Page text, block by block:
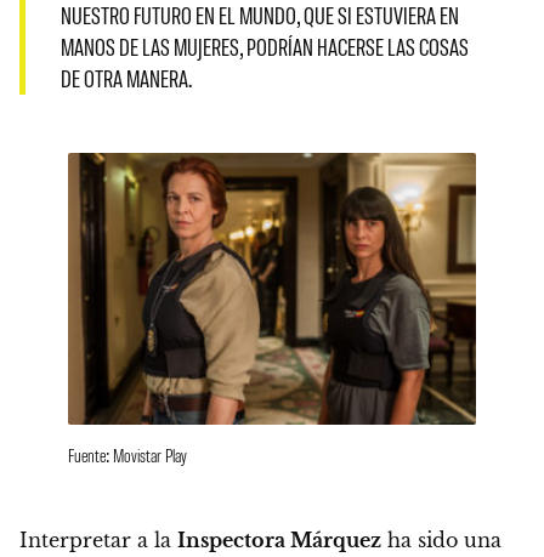
NUESTRO FUTURO EN EL MUNDO, QUE SI ESTUVIERA EN
MANOS DE LAS MUJERES, PODRÍAN HACERSE LAS COSAS
DE OTRA MANERA.
Fuente: Movistar Play
Interpretar a la Inspectora Márquez ha sido una